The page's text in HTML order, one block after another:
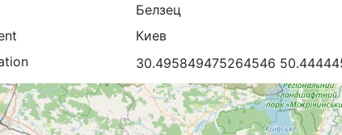
Белзец
Киев
30.495849475264546